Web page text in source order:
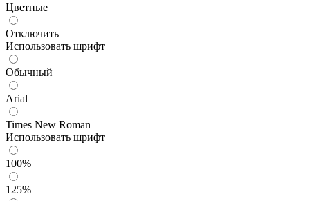
Цветные
Отключить
Использовать шрифт
Обычный
Arial
Times New Roman
Использовать шрифт
100%
125%